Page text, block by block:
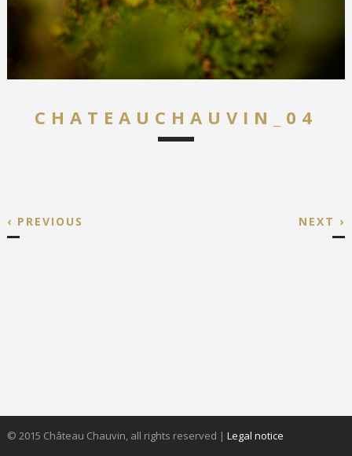
CHATEAUCHAUVIN_04
‹ PREVIOUS NEXT ›
© 2015 Château Chauvin, all rights reserved | Legal notice